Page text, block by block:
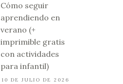
Cómo seguir
aprendiendo en
verano (+
imprimible gratis
con actividades
para infantil)
10 DE JULIO DE 2026